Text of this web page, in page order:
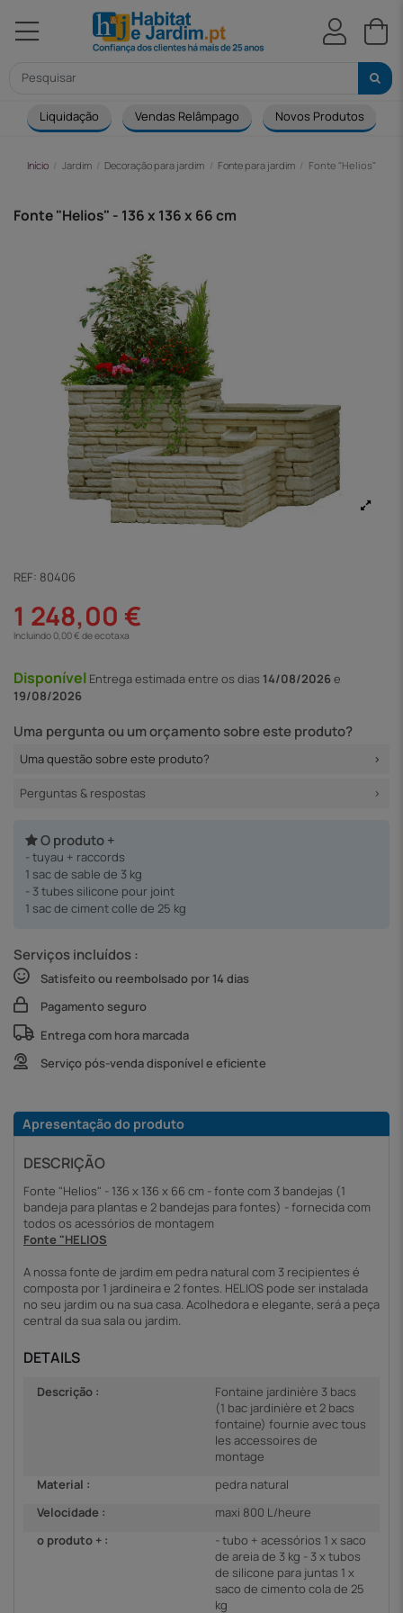
Liquidação Vendas Relâmpago Novos Produtos
Início Jardim Decoração para jardim Fonte para jardim Fonte "Helios" - 136
Fonte "Helios" - 136 x 136 x 66 cm
REF: 80406
1 248,00 €
Incluindo 0,00 € de ecotaxa
Disponível Entregaestimada entre os dias 14/08/2026e
19/08/2026
Uma pergunta ou um orçamento sobre este produto?
Uma questão sobre este produto?
Perguntas & respostas
O produto +
- tuyau + raccords
1 sac de sable de 3 kg
- 3 tubes silicone pour joint
1 sac de ciment colle de 25 kg
Serviços incluídos :
Satisfeito ou reembolsado por 14 dias
Pagamento seguro
Entrega com hora marcada
Serviço pós-venda disponível e eficiente
Apresentação do produto
DESCRIÇÃO
Fonte "Helios" - 136 x 136 x 66 cm - fonte com 3 bandejas (1
bandeja para plantas e 2 bandejas para fontes) - fornecida com
todos os acessórios de montagem
Fonte "HELIOS
A nossa fonte de jardim em pedra natural com 3 recipientes é
composta por 1 jardineira e 2 fontes. HELIOS pode ser instalada
no seu jardim ou na sua casa. Acolhedora e elegante, será a peça
central da sua sala ou jardim.
DETAILS
Descrição :
Fontaine jardinière 3 bacs
(1 bac jardinière et 2 bacs
fontaine) fournie avec tous
les accessoires de
montage
Material :
pedra natural
Velocidade :
maxi 800 L/heure
o produto + :
- tubo + acessórios 1 x saco
de areia de 3 kg - 3 x tubos
de silicone para juntas 1 x
saco de cimento cola de 25
kg